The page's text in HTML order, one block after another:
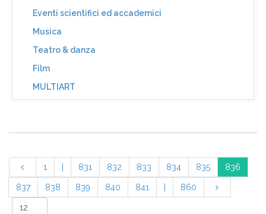
Eventi scientifici ed accademici
Musica
Teatro & danza
Film
MULTIART
1 831 832 833 834 835 836
837 838 839 840 841 860